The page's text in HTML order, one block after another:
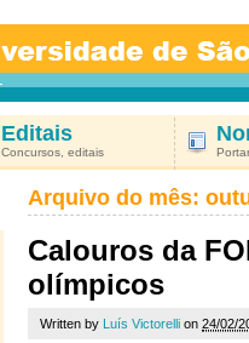
Editais
Concursos, editais
Arquivo do mês:
Calouros da
olímpicos
Written by Luís Victorelli on 24/02/